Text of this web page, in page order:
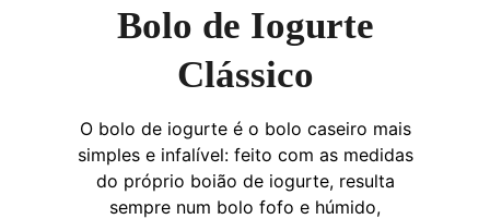
Bolo de Iogurte
Clássico
O bolo de iogurte é o bolo caseiro mais
simples e infalível: feito com as medidas
do próprio boião de iogurte, resulta
sempre num bolo fofo e húmido,